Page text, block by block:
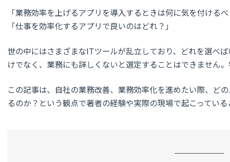
「業務効率を上げるアプリを導入するときは何に気を付けるべ
「仕事を効率化するアプリで良いのはどれ？」
世の中にはさまざまなITツールが乱立しており、どれを選べ
けでなく、業務にも詳しくないと選定することはできません
この記事は、自社の業務改善、業務効率化を進めたい際、ど
るのか？という観点で著者の経験や実際の現場で起こっている